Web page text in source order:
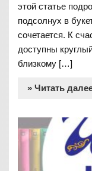
этой статье
подсолнух в
сочетается. К
доступны
близкому […]
» Читать